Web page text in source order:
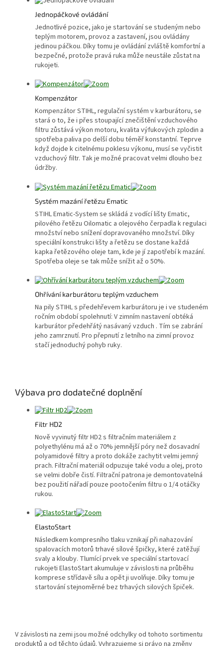
Jednopáčkové ovládání
Jednotlivé pozice, jako je startování se studeným nebo
teplým motorem, provoz a zastavení, jsou ovládány
jedinou páčkou. Díky tomu je ovládání zvláště komfortní a
bezpečné, protože pravá ruka může neustále zůstat na
rukojeti.
Kompenzátor
Kompenzátor STIHL, regulační systém v karburátoru, se
stará o to, že i přes stoupající znečištění vzduchového
filtru zůstává výkon motoru, kvalita výfukových zplodin a
spotřeba paliva po delší dobu téměř konstantní. Teprve
když dojde k citelnému poklesu výkonu, musí se vyčistit
vzduchový filtr. Tak je možné pracovat velmi dlouho bez
údržby.
Systém mazání řetězu Ematic
STIHL Ematic-System se skládá z vodící lišty Ematic,
pilového řetězu Oilomatic a olejového čerpadla k regulaci
množství nebo snížení dopravovaného množství. Díky
speciální konstrukci lišty a řetězu se dostane každá
kapka řetězového oleje tam, kde je jí zapotřebí k mazání.
Spotřeba oleje se tak může snížit až o 50%.
Ohřívání karburátoru teplým vzduchem
Na pily STIHL s předehřevem karburátoru je i ve studeném
ročním období spolehnutí: V zimním nastavení obtéká
karburátor předehřátý nasávaný vzduch . Tím se zabrání
jeho zamrznutí. Pro přepnutí z letního na zimní provoz
stačí jednoduchý pohyb ruky.
Výbava pro dodatečné doplnění
Filtr HD2
Nově vyvinutý filtr HD2 s filtračním materiálem z
polyethylénu má až o 70% jemnější póry než dosavadní
polyamidové filtry a proto dokáže zachytit velmi jemný
prach. Filtrační materiál odpuzuje také vodu a olej, proto
se velmi dobře čistí. Filtrační patrona je demontovatelná
bez použití nářadí pouze pootočením filtru o 1/4 otáčky
rukou.
ElastoStart
Následkem kompresního tlaku vznikají při nahazování
spalovacích motorů trhavé sílové špičky, které zatěžují
svaly a klouby. Tlumící prvek ve speciální startovací
rukojeti ElastoStart akumuluje v závislosti na průběhu
komprese střídavě sílu a opět ji uvolňuje. Díky tomu je
startování stejnoměrné bez trhavých silových špiček.
V závislosti na zemi jsou možné odchylky od tohoto sortimentu
produktů a od těchto údajů. Vyhrazujeme si právo na změny